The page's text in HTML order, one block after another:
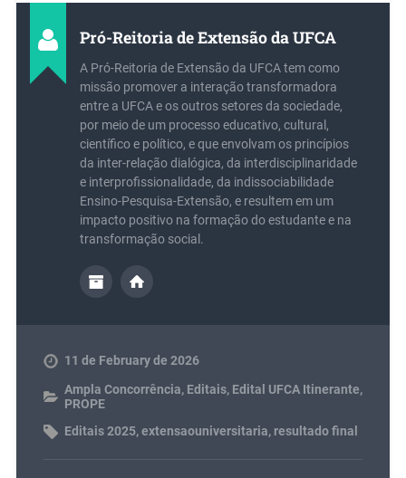
Pró-Reitoria de Extensão da UFCA
A Pró-Reitoria de Extensão da UFCA tem como
missão promover a interação transformadora
entre a UFCA e os outros setores da sociedade,
por meio de um processo educativo, cultural,
científico e político, e que envolvam os princípios
da inter-relação dialógica, da interdisciplinaridade
e interprofissionalidade, da indissociabilidade
Ensino-Pesquisa-Extensão, e resultem em um
impacto positivo na formação do estudante e na
transformação social.
11 de February de 2026
Ampla Concorrência, Editais, Edital UFCA Itinerante,
PROPE
Editais 2025,extensaouniversitaria, resultado final